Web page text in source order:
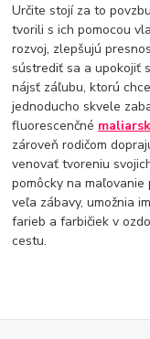
Určite stojí za to
tvorili s ich pomocou
rozvoj, zlepšujú
sústrediť sa a upokojiť
nájsť záľubu, ktorú
jednoducho skvele
fluorescenčné
zároveň rodičom
venovať tvoreniu
pomôcky na
veľa zábavy, umožnia
farieb a farbičiek v
cestu.